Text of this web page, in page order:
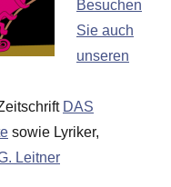
Besuchen
Sie auch
unseren
DAS
sowie Lyriker,
Leitner